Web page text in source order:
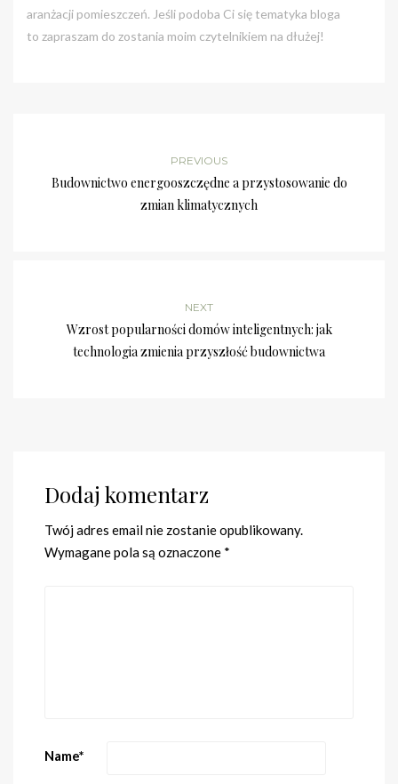
aranżacji pomieszczeń. Jeśli podoba Ci się tematyka bloga
to zapraszam do zostania moim czytelnikiem na dłużej!
PREVIOUS
Budownictwo energooszczędne a przystosowanie do
zmian klimatycznych
NEXT
Wzrost popularności domów inteligentnych: jak
technologia zmienia przyszłość budownictwa
Dodaj komentarz
Twój adres email nie zostanie opublikowany.
Wymagane pola są oznaczone *
Name*